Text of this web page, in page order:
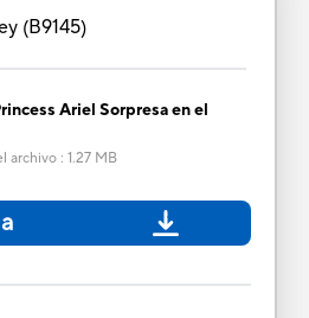
(B9145)
Ariel Sorpresa en el
archivo: 1.27 MB